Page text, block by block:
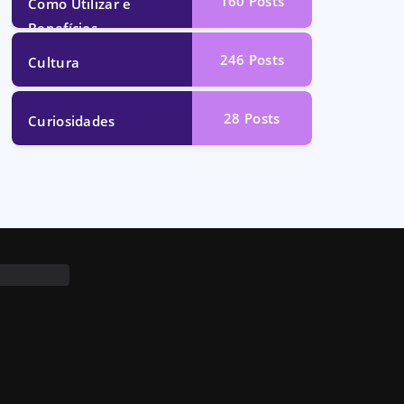
Como Utilizar e
Benefícios
Cultura 246 Posts
Curiosidades 28 Posts